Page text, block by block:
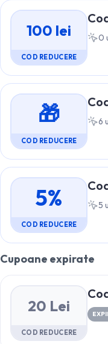
100 lei
COD REDUCERE
0
🎁
COD REDUCERE
6
5%
COD REDUCERE
5
Cupoane expirate
20 Lei
COD REDUCERE